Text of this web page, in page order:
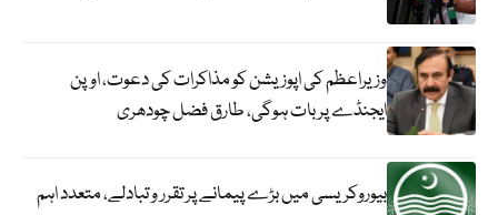
وزیراعظم کی اپوزیشن کو مذاکرات کی دعوت، اوپن
ایجنڈے پر بات ہوگی، طارق فضل چودھری
بیوروکریسی میں بڑے پیمانے پر تقرر و تبادلے، متعدد اہم